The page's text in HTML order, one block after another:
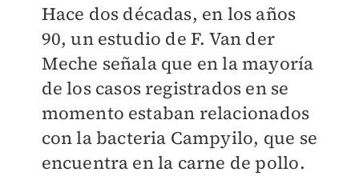
Hace dos décadas, en los años
90, un estudio de F. Van der
Meche señala que en la mayoría
de los casos registrados en se
momento estaban relacionados
con la bacteria Campyilo, que se
encuentra en la carne de pollo.